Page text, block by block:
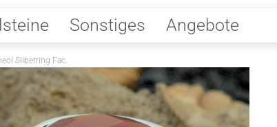
Sonstiges Angebote
Silberring Fac.